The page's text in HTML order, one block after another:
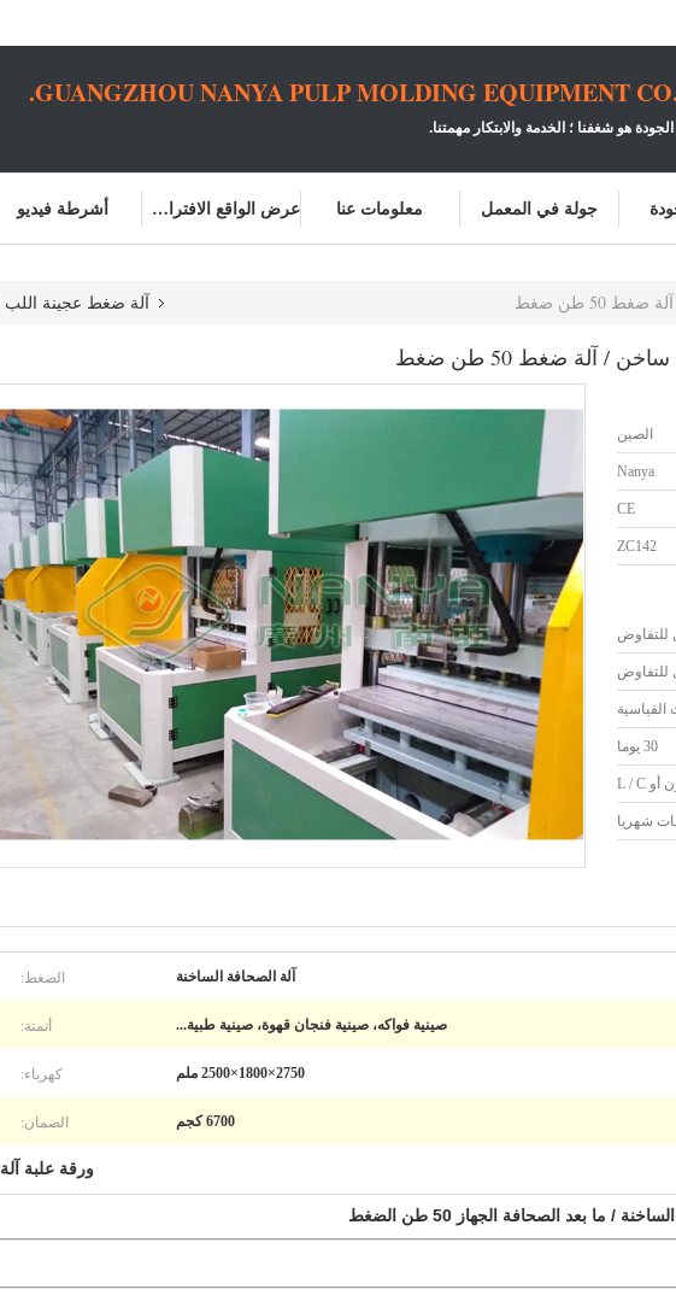
GUANGZHOU NANYA PULP MOLDING EQUIPMENT
هو شغفنا ؛ الخدمة والابتكار مهمتنا.
أشرطة فيديو عرض الواقع الافتراضي معلومات عنا جولة في المعمل
آلة ضغط عجينة اللب طن ضغط
آلة ضغط 50 طن ضغط
الصين
Nanya
CE
ZC142
للتفاوض
للتفاوض
القياسية
30 يوما
آلة الصحافة الساخنة الضغط:
صينية فواكه، صينية فنجان قهوة، صينية طبية... أتمتة:
2750×1800×2500 ملم كهرباء:
6700 كجم الضمان:
ورقة علبة
ما بعد الصحافة الجهاز 50 طن الضغط